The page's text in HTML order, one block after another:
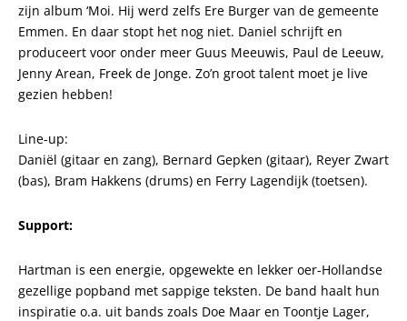
zijn album ‘Moi. Hij werd zelfs Ere Burger van de gemeente
Emmen. En daar stopt het nog niet. Daniel schrijft en
produceert voor onder meer Guus Meeuwis, Paul de Leeuw,
Jenny Arean, Freek de Jonge. Zo’n groot talent moet je live
gezien hebben!
Line-up:
Daniël (gitaar en zang), Bernard Gepken (gitaar), Reyer Zwart
(bas), Bram Hakkens (drums) en Ferry Lagendijk (toetsen).
Support:
Hartman is een energie, opgewekte en lekker oer-Hollandse
gezellige popband met sappige teksten. De band haalt hun
inspiratie o.a. uit bands zoals Doe Maar en Toontje Lager,